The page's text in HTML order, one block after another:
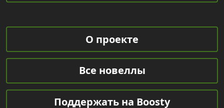
О проекте
Все новеллы
Поддержать на Boosty